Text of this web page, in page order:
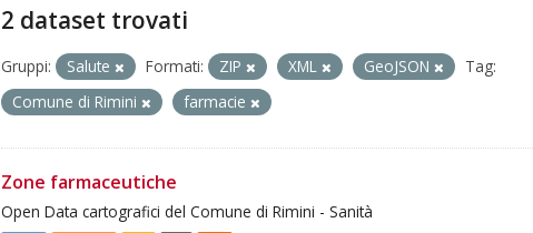
2 dataset trovati
Gruppi: Salute Formati: ZIP XML GeoJSON
Tag:
Comune di Rimini
farmacie
Zone farmaceutiche
Open Data cartografici del Comune di Rimini - Sanità